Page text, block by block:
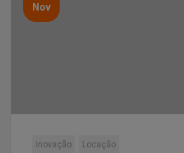
Nov
Inovação Locação